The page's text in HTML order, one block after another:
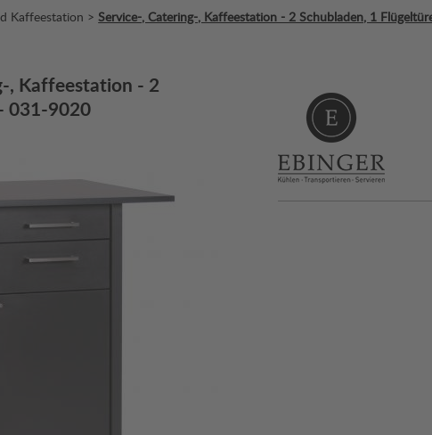
Kaffeestation >Service-, Catering-, Kaffeestation - 2 Schubladen, 1
, Kaffeestation - 2
031-9020